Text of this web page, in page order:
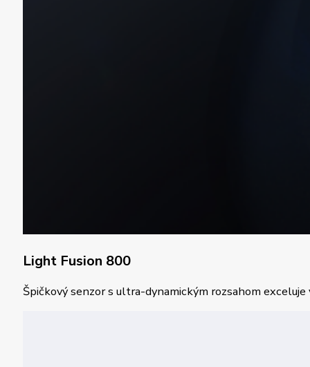
Light Fusion 800
Špičkový senzor s ultra-dynamickým rozsahom